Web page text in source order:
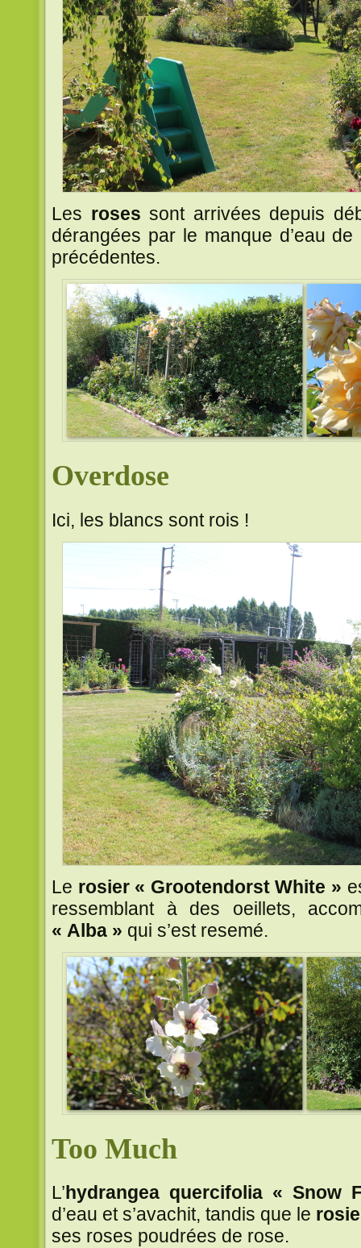
Les roses sont arrivées depuis
dérangées par le manque d’eau
précédentes.
Overdose
Ici, les blancs sont rois !
Le rosier « Grootendorst White »
ressemblant à des oeillets,
« Alba » qui s’est resemé.
Too Much
L’hydrangea quercifolia « Snow
d’eau et s’avachit, tandis que le
ses roses poudrées de rose.